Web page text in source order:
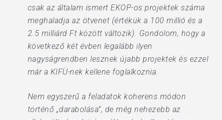
csak az általam ismert EKOP-os projektek száma
meghaladja az ötvenet (értékük a 100 millió és a
2.5 milliárd Ft között változik). Gondolom, hogy a
következő két évben legalább ilyen
nagyságrendben lesznek újabb projektek és ezzel
már a KIFÜ-nek kellene foglalkoznia.
Nem egyszerű a feladatok koherens módon
történő „darabolása”, de még nehezebb az